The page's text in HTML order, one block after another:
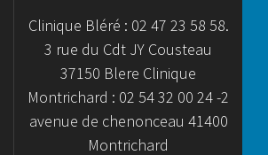
Clinique Bléré : 02 47 23 58 58.
3 rue du Cdt JY Cousteau
37150 Blere Clinique
Montrichard : 02 54 32 00 24 -2
avenue de chenonceau 41400
Montrichard